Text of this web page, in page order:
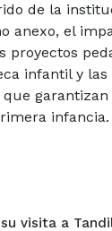
de la
anexo, el
proyectos
infantil y las
garantizan
infancia.
visita a